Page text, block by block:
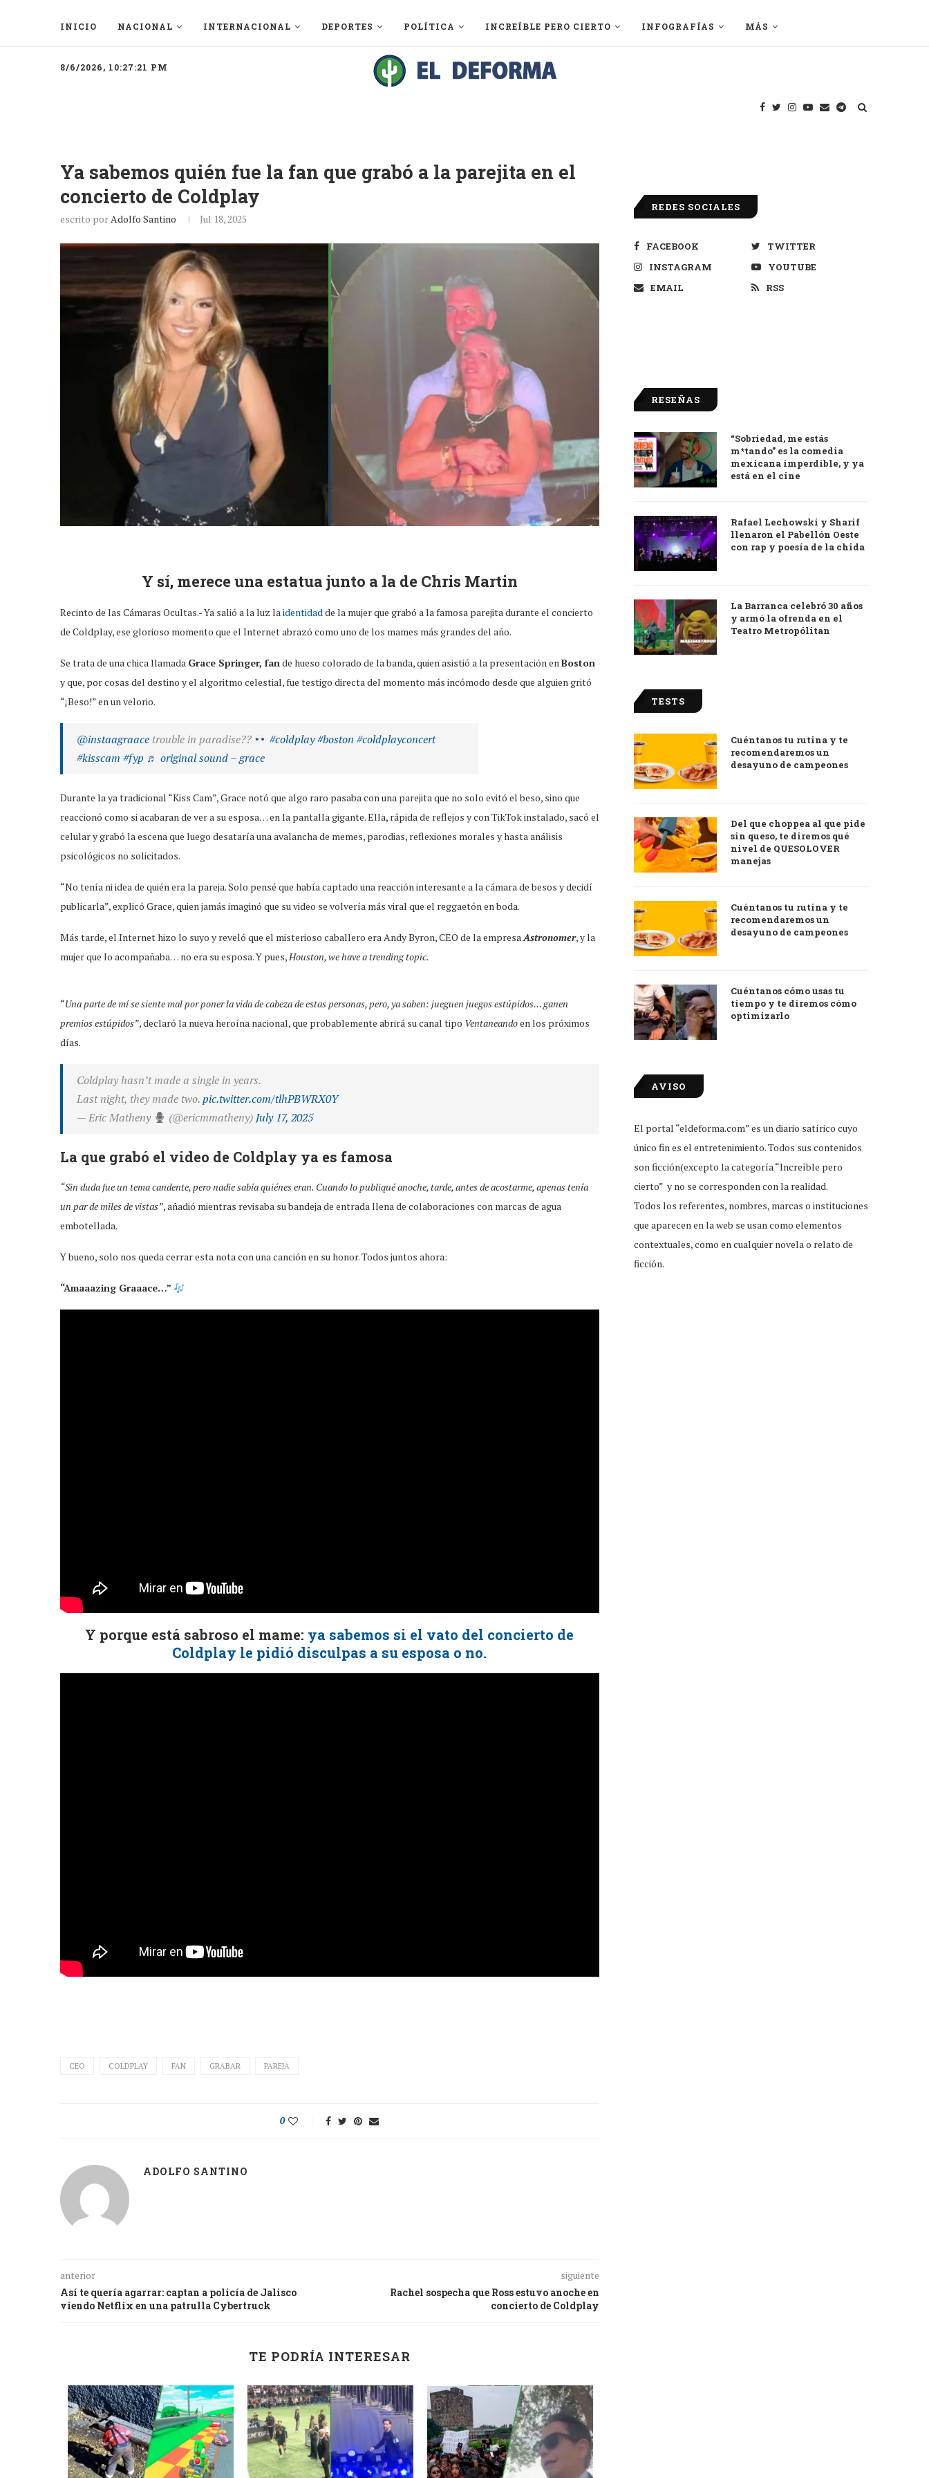
INICIO NACIONAL INTERNACIONAL DEPORTES POLÍTICA INCREÍBLE PERO CIERTO INFOGRAFÍAS MÁS
8/6/2026, 10:27:21 PM
Ya sabemos quién fue la fan que grabó a la parejita en el
concierto de Coldplay
escrito porAdolfo Santino Jul 18, 2025
Y sí, merece una estatua junto a la de Chris Martin
Recinto de las Cámaras Ocultas.- Ya salió a la luz laidentidadde la mujer que grabó a la famosa parejita durante el concierto
de Coldplay, ese glorioso momento que el Internet abrazó como uno de los mames más grandes del año.
Se trata de una chica llamada Grace Springer, fande hueso colorado de la banda, quien asistió a la presentación enBoston
y que, por cosas del destino y el algoritmo celestial, fue testigo directa del momento más incómodo desde que alguien gritó
“¡Beso!” en un velorio.
@instaagraace trouble in paradise?? #coldplay#boston #coldplayconcert
#kisscam #fyp ♬ original sound – grace
Durante la ya tradicional “Kiss Cam”, Grace notó que algo raro pasaba con una parejita que no solo evitó el beso, sino que
reaccionó como si acabaran de ver a su esposa… en la pantalla gigante. Ella, rápida de reflejos y con TikTok instalado, sacó el
celular y grabó la escena que luego desataría una avalancha de memes, parodias, reflexiones morales y hasta análisis
psicológicos no solicitados.
“No tenía ni idea de quién era la pareja. Solo pensé que había captado una reacción interesante a la cámara de besos y decidí
publicarla”, explicó Grace, quien jamás imaginó que su video se volvería más viral que el reggaetón en boda.
Más tarde, el Internet hizo lo suyo y reveló que el misterioso caballero era Andy Byron, CEO de la empresaAstronomer, y la
mujer que lo acompañaba… no era su esposa. Y pues,Houston, we have a trending topic.
“Una parte de mí se siente mal por poner la vida de cabeza de estas personas, pero, ya saben: jueguen juegos estúpidos… ganen
premios estúpidos”, declaró la nueva heroína nacional, que probablemente abrirá su canal tipo Ventaneandoen los próximos
días.
Coldplay hasn’t made a single in years.
Last night, they made two.pic.twitter.com/tlhPBWRX0Y
— Eric Matheny
(@ericmmatheny) July 17, 2025
La que grabó el video de Coldplay ya es famosa
“Sin duda fue un tema candente, pero nadie sabía quiénes eran. Cuando lo publiqué anoche, tarde, antes de acostarme, apenas tenía
un par de miles de vistas”, añadió mientras revisaba su bandeja de entrada llena de colaboraciones con marcas de agua
embotellada.
Y bueno, solo nos queda cerrar esta nota con una canción en su honor. Todos juntos ahora:
“Amaaazing Graaace…”
Y porque está sabroso el mame: ya sabemos si el vato del concierto de
Coldplay le pidió disculpas a su esposa o no.
CEO COLDPLAY FAN GRABAR PAREJA
0
ADOLFO SANTINO
anterior
Así te quería agarrar: captan a policía de Jalisco
viendo Netflix en una patrulla Cybertruck
siguiente
Rachel sospecha que Ross estuvo anoche en
concierto de Coldplay
TE PODRÍA INTERESAR
REDES SOCIALES
FACEBOOK
TWITTER
INSTAGRAM
YOUTUBE
EMAIL
RSS
RESEÑAS
9.0
“Sobriedad, me estás
m*tando” es la comedia
mexicana imperdible, y ya
está en el cine
Rafael Lechowski y Sharif
llenaron el Pabellón Oeste
con rap y poesía de la chida
La Barranca celebró 30 años
y armó la ofrenda en el
Teatro Metropólitan
TESTS
Cuéntanos tu rutina y te
recomendaremos un
desayuno de campeones
Del que choppea al que pide
sin queso, te diremos qué
nivel de QUESOLOVER
manejas
Cuéntanos tu rutina y te
recomendaremos un
desayuno de campeones
Cuéntanos cómo usas tu
tiempo y te diremos cómo
optimizarlo
AVISO
El portal “eldeforma.com” es un diario satírico cuyo
único fin es el entretenimiento. Todos sus contenidos
son ficción(excepto la categoría “Increíble pero
cierto” y no se corresponden con la realidad.
Todos los referentes, nombres, marcas o instituciones
que aparecen en la web se usan como elementos
contextuales, como en cualquier novela o relato de
ficción.